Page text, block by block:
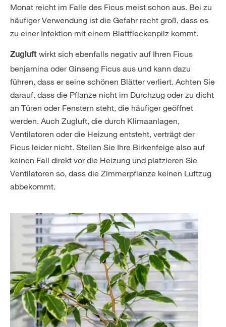
Monat reicht im Falle des Ficus meist schon aus. Bei zu
häufiger Verwendung ist die Gefahr recht groß, dass es
zu einer Infektion mit einem Blattfleckenpilz kommt.
Zugluft wirkt sich ebenfalls negativ auf Ihren Ficus
benjamina oder Ginseng Ficus aus und kann dazu
führen, dass er seine schönen Blätter verliert. Achten Sie
darauf, dass die Pflanze nicht im Durchzug oder zu dicht
an Türen oder Fenstern steht, die häufiger geöffnet
werden. Auch Zugluft, die durch Klimaanlagen,
Ventilatoren oder die Heizung entsteht, verträgt der
Ficus leider nicht. Stellen Sie Ihre Birkenfeige also auf
keinen Fall direkt vor die Heizung und platzieren Sie
Ventilatoren so, dass die Zimmerpflanze keinen Luftzug
abbekommt.